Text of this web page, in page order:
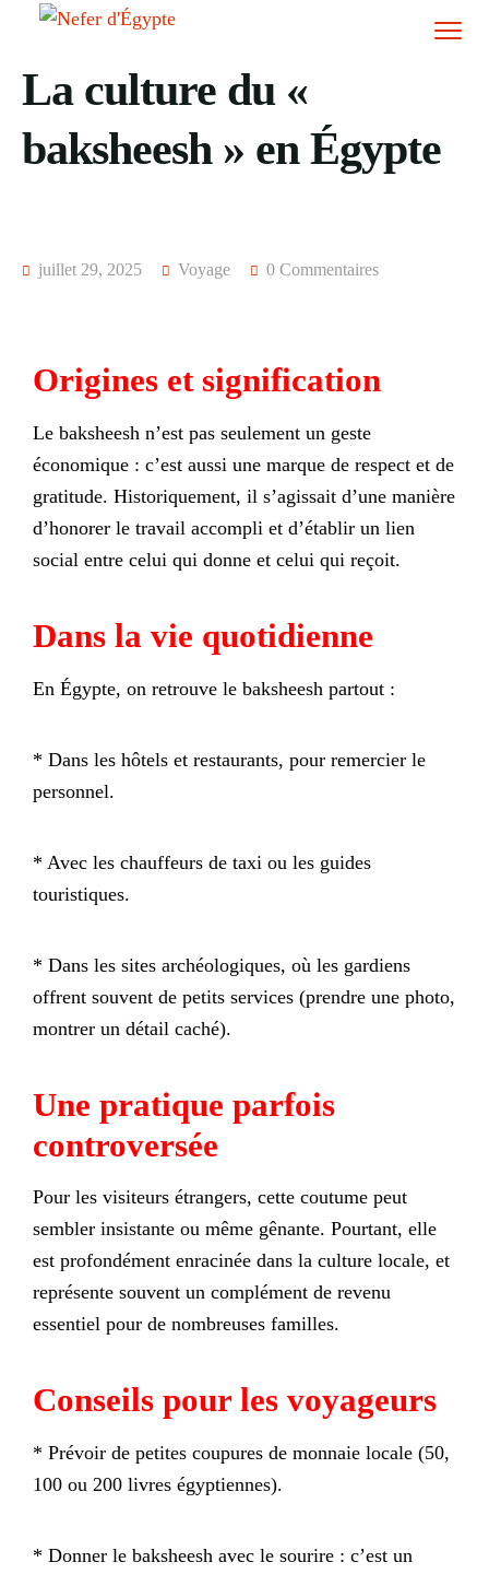
La culture du «
baksheesh » en Égypte
juillet 29, 2025 Voyage 0 Commentaires
Origines et signification
Le baksheesh n’est pas seulement un geste
économique : c’est aussi une marque de respect et de
gratitude. Historiquement, il s’agissait d’une manière
d’honorer le travail accompli et d’établir un lien
social entre celui qui donne et celui qui reçoit.
Dans la vie quotidienne
En Égypte, on retrouve le baksheesh partout :
* Dans les hôtels et restaurants, pour remercier le
personnel.
* Avec les chauffeurs de taxi ou les guides
touristiques.
* Dans les sites archéologiques, où les gardiens
offrent souvent de petits services (prendre une photo,
montrer un détail caché).
Une pratique parfois
controversée
Pour les visiteurs étrangers, cette coutume peut
sembler insistante ou même gênante. Pourtant, elle
est profondément enracinée dans la culture locale, et
représente souvent un complément de revenu
essentiel pour de nombreuses familles.
Conseils pour les voyageurs
* Prévoir de petites coupures de monnaie locale (50,
100 ou 200 livres égyptiennes).
* Donner le baksheesh avec le sourire : c’est un